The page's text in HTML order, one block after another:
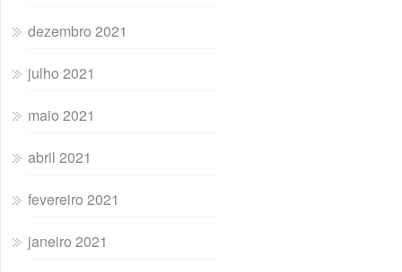
dezembro 2021
julho 2021
maio 2021
abril 2021
fevereiro 2021
janeiro 2021